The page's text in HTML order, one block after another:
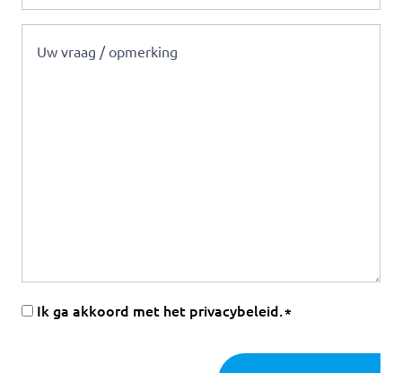
titel
Instemming
Ik ga akkoord met het privacybeleid.